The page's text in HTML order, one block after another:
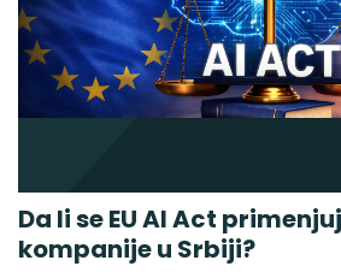
Da li se EU AI Act
kompanije u Srbiji?